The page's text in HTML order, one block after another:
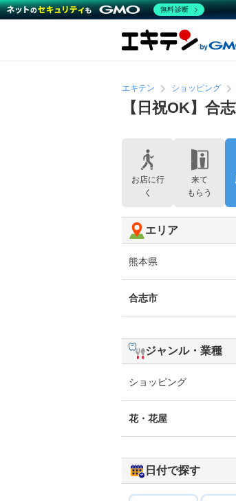
エキテン ショッピング
【日祝OK】合
お店に行
く
来て
もらう
エリア
熊本県
合志市
ジャンル・業種
ショッピング
花・花屋
日付で探す
無料診断